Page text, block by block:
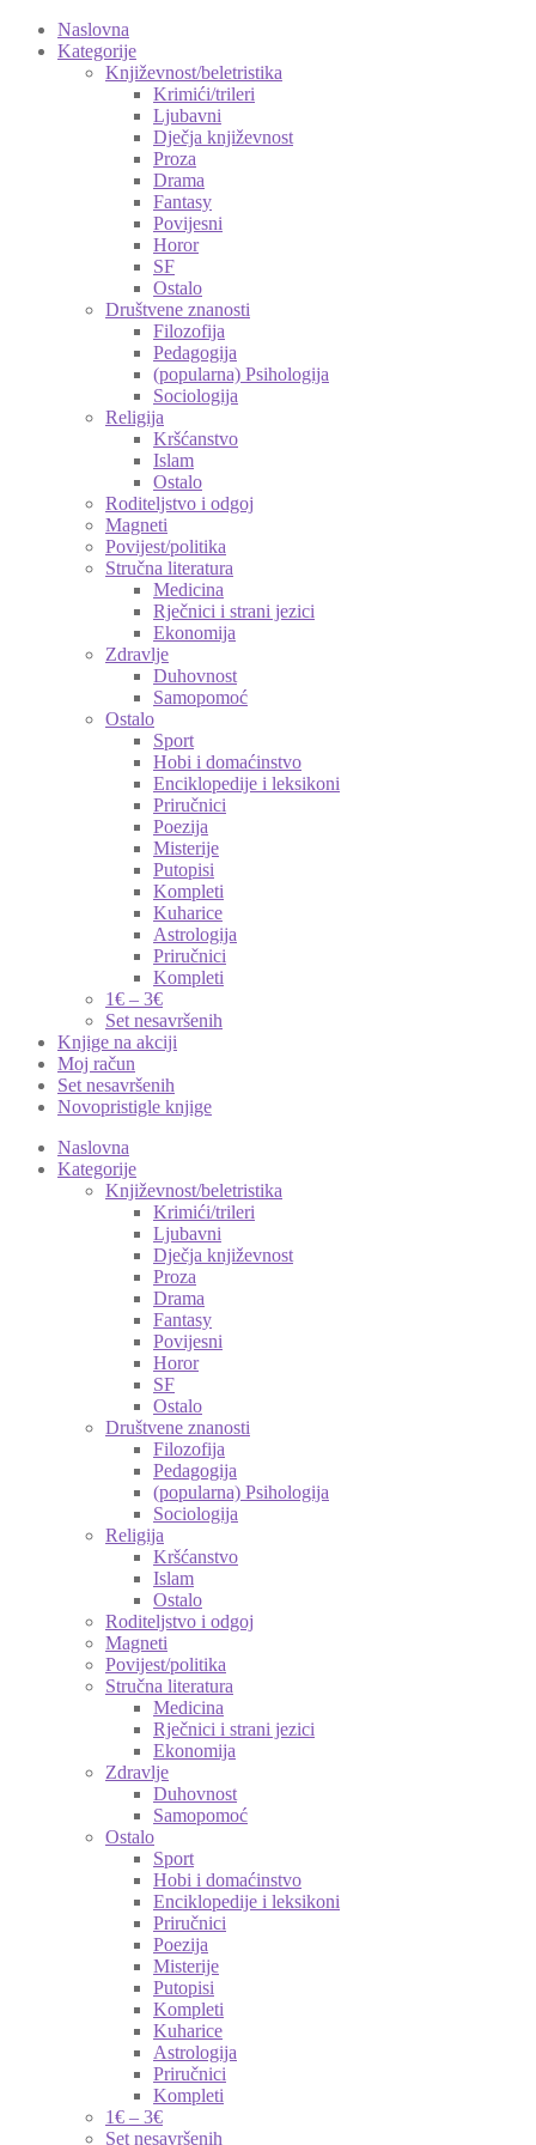
Naslovna
Kategorije
Književnost/beletristika
Krimići/trileri
Ljubavni
Dječja književnost
Proza
Drama
Fantasy
Povijesni
Horor
SF
Ostalo
Društvene znanosti
Filozofija
Pedagogija
(popularna) Psihologija
Sociologija
Religija
Kršćanstvo
Islam
Ostalo
Roditeljstvo i odgoj
Magneti
Povijest/politika
Stručna literatura
Medicina
Rječnici i strani jezici
Ekonomija
Zdravlje
Duhovnost
Samopomoć
Ostalo
Sport
Hobi i domaćinstvo
Enciklopedije i leksikoni
Priručnici
Poezija
Misterije
Putopisi
Kompleti
Kuharice
Astrologija
Priručnici
Kompleti
1€ – 3€
Set nesavršenih
Knjige na akciji
Moj račun
Set nesavršenih
Novopristigle knjige
Naslovna
Kategorije
Književnost/beletristika
Krimići/trileri
Ljubavni
Dječja književnost
Proza
Drama
Fantasy
Povijesni
Horor
SF
Ostalo
Društvene znanosti
Filozofija
Pedagogija
(popularna) Psihologija
Sociologija
Religija
Kršćanstvo
Islam
Ostalo
Roditeljstvo i odgoj
Magneti
Povijest/politika
Stručna literatura
Medicina
Rječnici i strani jezici
Ekonomija
Zdravlje
Duhovnost
Samopomoć
Ostalo
Sport
Hobi i domaćinstvo
Enciklopedije i leksikoni
Priručnici
Poezija
Misterije
Putopisi
Kompleti
Kuharice
Astrologija
Priručnici
Kompleti
1€ – 3€
Set nesavršenih